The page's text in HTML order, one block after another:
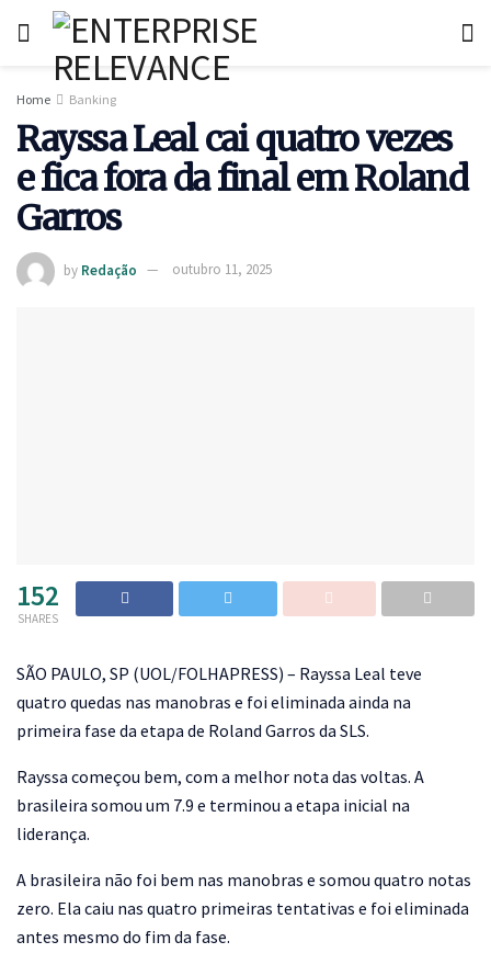
Home Banking
Rayssa Leal cai quatro vezes
e fica fora da final em Roland
Garros
by Redação outubro 11, 2025
152
SHARES
SÃO PAULO, SP (UOL/FOLHAPRESS) – Rayssa Leal teve
quatro quedas nas manobras e foi eliminada ainda na
primeira fase da etapa de Roland Garros da SLS.
Rayssa começou bem, com a melhor nota das voltas. A
brasileira somou um 7.9 e terminou a etapa inicial na
liderança.
A brasileira não foi bem nas manobras e somou quatro notas
zero. Ela caiu nas quatro primeiras tentativas e foi eliminada
antes mesmo do fim da fase.